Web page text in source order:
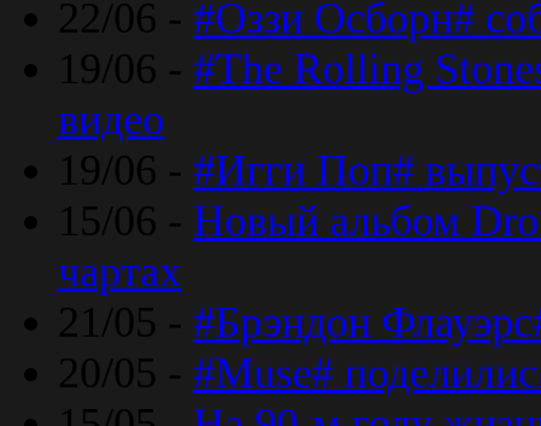
22/06 - #Оззи Осборн#
19/06 - #The Rolling
видео
19/06 - #Игги Поп#
15/06 - Новый альбом
чартах
21/05 - #Брэндон
20/05 - #Muse#